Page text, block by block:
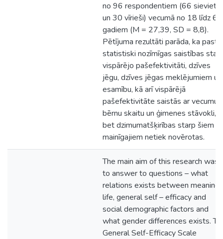
no 96 respondentiem (66
un 30 vīrieši) vecumā no 18 līdz 60
gadiem (M = 27,39, SD = 8,8).
Pētījuma rezultāti parāda, ka
statistiski nozīmīgas saistības
vispārējo pašefektivitāti, dzīves
jēgu, dzīves jēgas meklējumiem un
esamību, kā arī vispārējā
pašefektivitāte saistās ar vecumu,
bērnu skaitu un ģimenes stāvokli,
bet dzimumatšķirības starp šiem
mainīgajiem netiek novērotas.
The main aim of this research was
to answer to questions – what
relations exists between meaning
life, general self – efficacy and
social demographic factors and
what gender differences exists.
General Self-Efficacy Scale